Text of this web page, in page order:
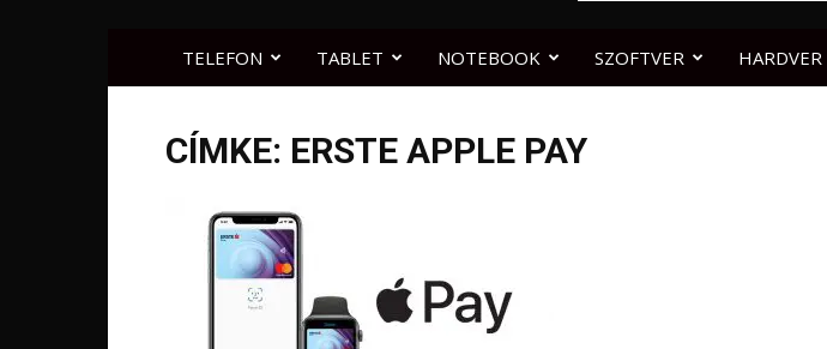
TELEFON TABLET NOTEBOOK SZOFTVER HARDVER
CÍMKE: ERSTE APPLE PAY